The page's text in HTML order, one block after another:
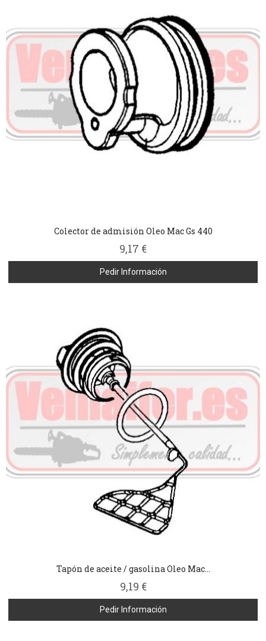
Colector de admisión Oleo Mac Gs 440
9,17 €
Pedir Información
Tapón de aceite / gasolina Oleo Mac...
9,19 €
Pedir Información